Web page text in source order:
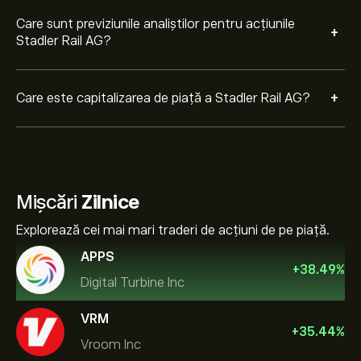
Care sunt previziunile analiștilor pentru acțiunile
Stadler Rail AG?
+
Care este capitalizarea de piață a Stadler Rail AG? +
Mișcări Zilnice
Explorează cei mai mari traderi de acțiuni de pe piață.
APPS
Digital Turbine Inc
+38.49%
VRM
Vroom Inc
+35.44%